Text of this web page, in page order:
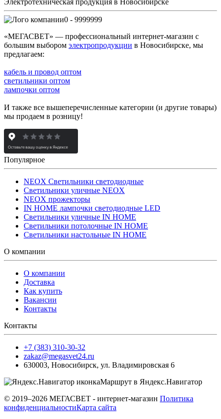
0 - 9999999
«МЕГАСВЕТ» — профессиональный интернет-магазин с
большим выбором электропродукции в Новосибирске, мы
предлагаем:
кабель и провод оптом
светильники оптом
лампочки оптом
И также все вышеперечисленные категории (и другие товары)
мы продаем в розницу!
Популярное
NEOX Светильники светодиодные
Светильники уличные NEOX
NEOX прожекторы
IN HOME лампочки светодиодные LED
Светильники уличные IN HOME
Светильники потолочные IN HOME
Светильники настольные IN HOME
О компании
О компании
Доставка
Как купить
Вакансии
Контакты
Контакты
+7 (383) 310-30-32
zakaz@megasvet24.ru
630003, Новосибирск, ул. Владимировская 6
Маршрут в Яндекс.Навигатор
© 2019–2026 МЕГАСВЕТ - интернет-магазин Политика
конфиденциальностиКарта сайта